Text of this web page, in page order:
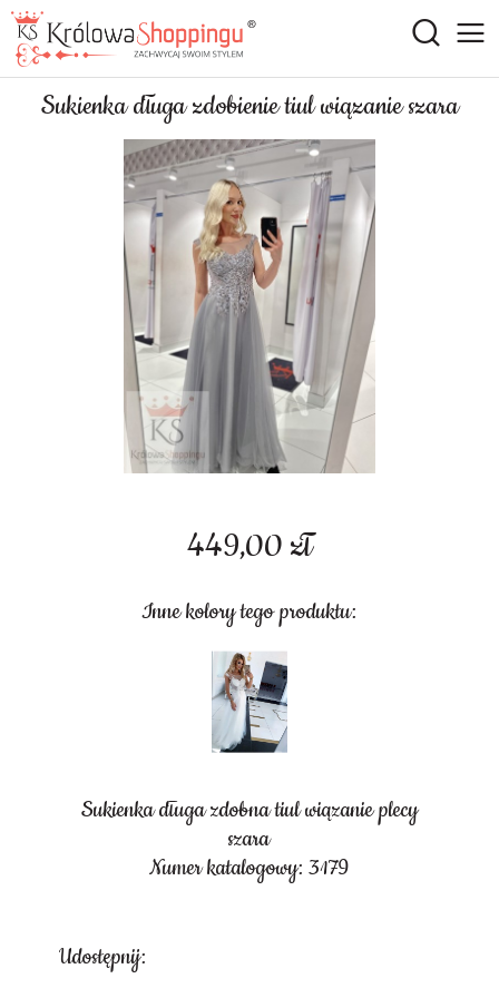
Sukienka długa zdobienie tiul wiązanie szara
449,00 zł
Inne kolory tego produktu:
Sukienka długa zdobna tiul wiązanie plecy
szara
Numer katalogowy: 3179
Udostępnij: